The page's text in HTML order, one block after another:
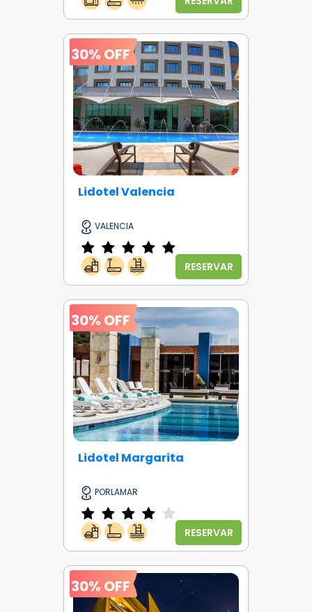
30% OFF
Lidotel Valencia
VALENCIA
RESERVAR
30% OFF
Lidotel Margarita
PORLAMAR
RESERVAR
30% OFF